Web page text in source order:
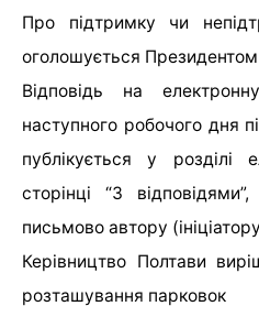
Про підтримку чи
оголошується Президентом
Відповідь на
наступного робочого дня
публікується у розділі
сторінці “З
письмово автору
Керівництво Полтави
розташування парковок